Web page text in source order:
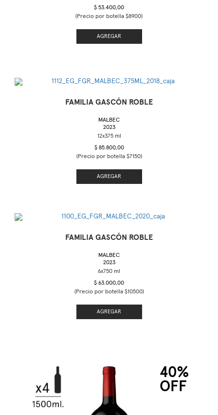
$ 53.400,00
(Precio por botella $8900)
AGREGAR
FAMILIA GASCÓN ROBLE
MALBEC
2023
$ 85.800,00
(Precio por botella $7150)
AGREGAR
FAMILIA GASCÓN ROBLE
MALBEC
2023
$ 63.000,00
(Precio por botella $10500)
AGREGAR
40%
OFF